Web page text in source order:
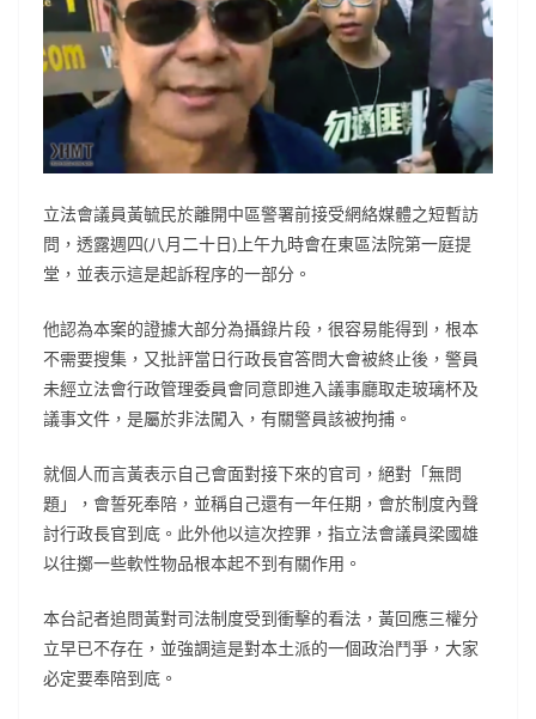
立法會議員黃毓民於離開中區警署前接受網絡媒體之短暫訪
問，透露週四(八月二十日)上午九時會在東區法院第一庭提
堂，並表示這是起訴程序的一部分。
他認為本案的證據大部分為攝錄片段，很容易能得到，根本
不需要搜集，又批評當日行政長官答問大會被終止後，警員
未經立法會行政管理委員會同意即進入議事廳取走玻璃杯及
議事文件，是屬於非法闖入，有關警員該被拘捕。
就個人而言黃表示自己會面對接下來的官司，絕對「無問
題」，會誓死奉陪，並稱自己還有一年任期，會於制度內聲
討行政長官到底。此外他以這次控罪，指立法會議員梁國雄
以往擲一些軟性物品根本起不到有關作用。
本台記者追問黃對司法制度受到衝擊的看法，黃回應三權分
立早已不存在，並強調這是對本土派的一個政治鬥爭，大家
必定要奉陪到底。